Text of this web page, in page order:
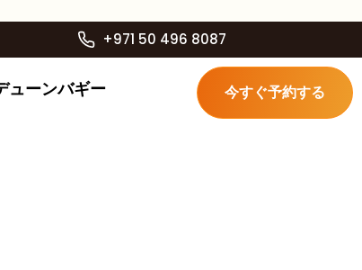
+971 50 496 8087
ューンバギー 今すぐ予約する